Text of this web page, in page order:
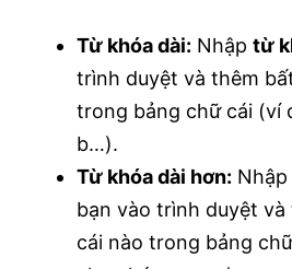
Từ khóa dài: Nhập từ
trình duyệt và thêm
trong bảng chữ cái (ví
b…).
Từ khóa dài hơn: Nhập
bạn vào trình duyệt
cái nào trong bảng